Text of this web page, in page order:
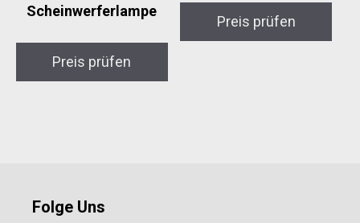
Scheinwerferlampe
Preis prüfen
Preis prüfen
Folge Uns